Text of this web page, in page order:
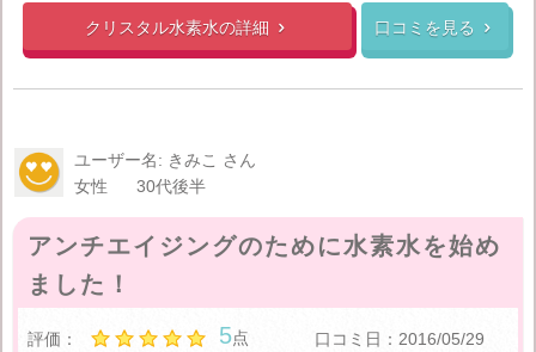
クリスタル水素水の詳細  口コミを見る 
ユーザー名: きみこ さん
女性
30代後半
アンチエイジングのために水素水を始め
ました！
評価： 5点 口コミ日：2016/05/29